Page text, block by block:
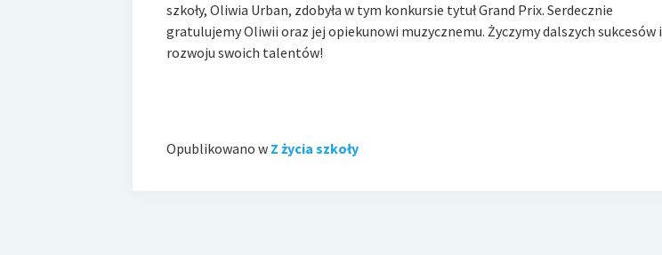
szkoły, Oliwia Urban, zdobyła w tym konkursie tytuł Grand Prix. Serdecznie
gratulujemy Oliwii oraz jej opiekunowi muzycznemu. Życzymy dalszych sukcesów i
rozwoju swoich talentów!
Opublikowano w Z życia szkoły